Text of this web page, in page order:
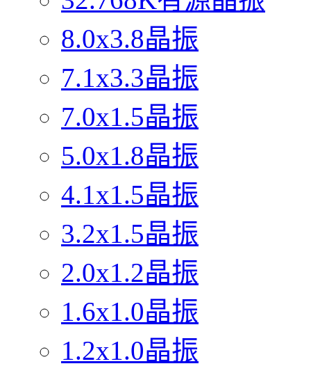
8.0x3.8晶振
7.1x3.3晶振
7.0x1.5晶振
5.0x1.8晶振
4.1x1.5晶振
3.2x1.5晶振
2.0x1.2晶振
1.6x1.0晶振
1.2x1.0晶振